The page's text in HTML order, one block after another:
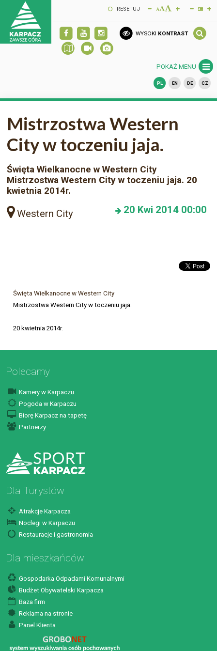
RESETUJ
WYSOKI KONTRAST
POKAŻ MENU
PL EN DE CZ
Mistrzostwa Western
City w toczeniu jaja.
Święta Wielkanocne w Western City
Mistrzostwa Western City w toczeniu jaja. 20
kwietnia 2014r.
Western City 20 Kwi 201400:00
Święta Wielkanocne w Western City
Mistrzostwa Western City w toczeniu jaja.
20 kwietnia 2014r.
Polecamy
Kamery w Karpaczu
Pogoda w Karpaczu
Biorę Karpacz na tapetę
Partnerzy
Dla Turystów
Atrakcje Karpacza
Noclegi w Karpaczu
Restauracje i gastronomia
Dla mieszkańców
Gospodarka Odpadami Komunalnymi
Budżet Obywatelski Karpacza
Baza firm
Reklama na stronie
Panel Klienta